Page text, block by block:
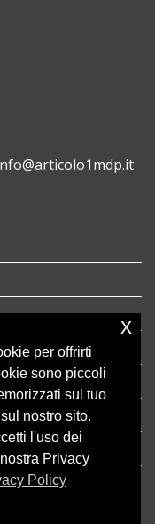
per offrirti
sono piccoli
sul tuo
nostro sito.
l'uso dei
Privacy
Policy
x